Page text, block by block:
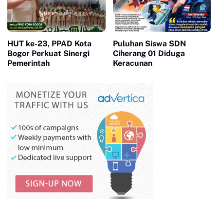
HUT ke-23, PPAD Kota
Bogor Perkuat Sinergi
Pemerintah
Puluhan Siswa SDN
Ciherang 01 Diduga
Keracunan